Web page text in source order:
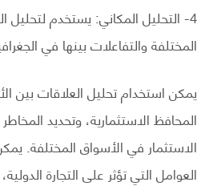
4- التحليل المكاني: يستخدم لتحليل
المختلفة والتفاعلات بينها في
يمكن استخدام تحليل العلاقات بين
المحافظ الاستثمارية، وتحديد
الاستثمار في الأسواق المختلفة.
العوامل التي تؤثر على التجارة